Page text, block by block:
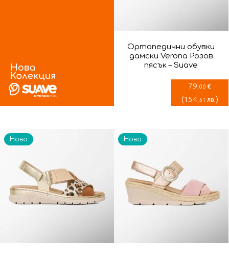
Ортопедични обувки
дамски Verona Розов
пясък – Suave
79 ,00 €
(154,51 лв.)
Ново Ново